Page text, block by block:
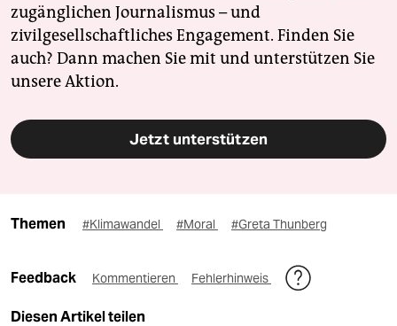
zugänglichen Journalismus – und
zivilgesellschaftliches Engagement. Finden Sie
auch? Dann machen Sie mit und unterstützen Sie
unsere Aktion.
Jetzt unterstützen
Themen #Klimawandel #Moral #Greta Thunberg
Feedback Kommentieren Fehlerhinweis
Diesen Artikel teilen